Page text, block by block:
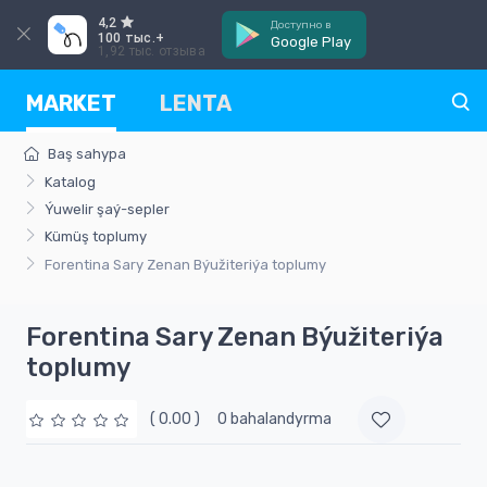
4,2
100 тыс.+
1,92 тыс. отзыва
Доступно в
Google Play
MARKET LENTA
Baş sahypa
Katalog
Ýuwelir şaý-sepler
Kümüş toplumy
Forentina Sary Zenan Býužiteriýa toplumy
Forentina Sary Zenan Býužiteriýa
toplumy
( 0.00 ) 0 bahalandyrma